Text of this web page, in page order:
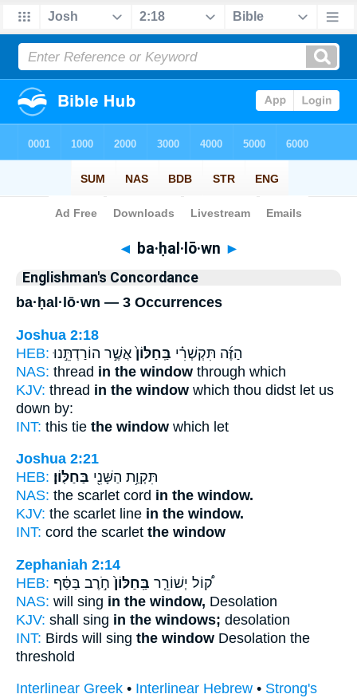
Bible> Strong's > Hebrew
◄ ba·ḥal·lō·wn ►
Englishman's Concordance
ba·ḥal·lō·wn — 3 Occurrences
Joshua 2:18
HEB:
הַזֶּ֜ה תִּקְשְׁרִ֗י בַּֽחַלּוֹן֙ אֲשֶׁ֣ר הוֹרַדְתֵּ֣נוּ
NAS: thread in the window through which
KJV: thread in the window which thou didst let us
down by:
INT: this tie the window which let
Joshua 2:21
HEB:
תִּקְוַ֥ת הַשָּׁנִ֖י בַּחַלּֽוֹן׃
NAS: the scarlet cord in the window.
KJV: the scarlet line in the window.
INT: cord the scarlet the window
Zephaniah 2:14
HEB:
ק֠וֹל יְשׁוֹרֵ֤ר בַּֽחַלּוֹן֙ חֹ֣רֶב בַּסַּ֔ף
NAS: will sing in the window, Desolation
KJV: shall sing in the windows; desolation
INT: Birds will sing the window Desolation the
threshold
Interlinear Greek • Interlinear Hebrew • Strong's